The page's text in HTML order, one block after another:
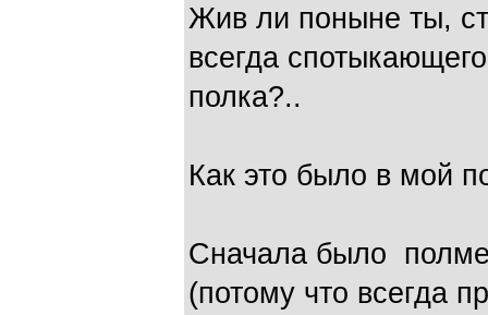
Жив ли поныне ты,
всегда
полка?..
Как это было в мой
Сначала было
(потому что всегда